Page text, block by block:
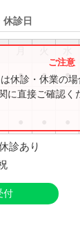
診日
● ● ●
休診・休業の
に直接ご確認く
診あり
付